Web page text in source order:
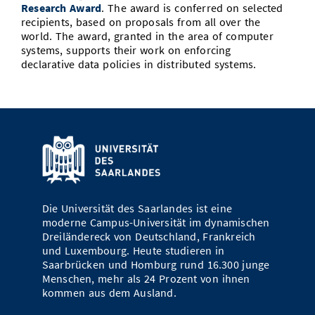
Vom Studium in den Beruf
Study Scheduler
Bibliothek
Open Science/Open Access
Start-ups
IT-Themenabend
Ranking
Zahlen & Fakten
Preise, Auszeichnungen und Förderungen
Kontakt
Anfahrt
AnsprechpartnerInnen, Personen, Forschungsgruppen
Research Award. The award is conferred on selected
recipients, based on proposals from all over the
world. The award, granted in the area of computer
systems, supports their work on enforcing
declarative data policies in distributed systems.
Die Universität des Saarlandes ist eine
moderne Campus-Universität im dynamischen
Dreiländereck von Deutschland, Frankreich
und Luxembourg. Heute studieren in
Saarbrücken und Homburg rund 16.300 junge
Menschen, mehr als 24 Prozent von ihnen
kommen aus dem Ausland.